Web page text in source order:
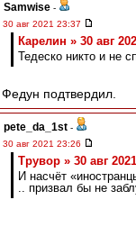
Samwise -
30 авг 2021 23:37
Карелин » 30 авг
Тедеско никто и не
Федун подтвердил.
pete_da_1st -
30 авг 2021 23:26
Трувор » 30 авг
И насчёт
.. призвал бы не